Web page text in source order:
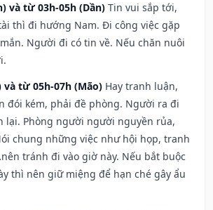
và từ 03h-05h (Dần) Tin vui sắp tới,
thì đi hướng Nam. Đi công việc gặp
Người đi có tin về. Nếu chăn nuôi
và từ 05h-07h (Mão) Hay tranh luận,
đói kém, phải đề phòng. Người ra đi
lại. Phòng người người nguyền rủa,
chung những việc như hội họp, tranh
tránh đi vào giờ này. Nếu bắt buộc
thì nên giữ miệng để hạn ché gây ẩu